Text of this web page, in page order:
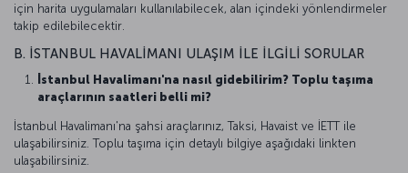
için harita uygulamaları kullanılabilecek, alan içindeki yönlendirmeler
takip edilebilecektir.
B. İSTANBUL HAVALİMANI ULAŞIM İLE İLGİLİ SORULAR
İstanbul Havalimanı'na nasıl gidebilirim? Toplu taşıma
araçlarının saatleri belli mi?
İstanbul Havalimanı'na şahsi araçlarınız, Taksi, Havaist ve İETT ile
ulaşabilirsiniz. Toplu taşıma için detaylı bilgiye aşağıdaki linkten
ulaşabilirsiniz.